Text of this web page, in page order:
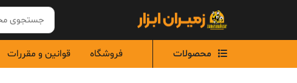
محصولات
فروشگاه قوانین و مقررات